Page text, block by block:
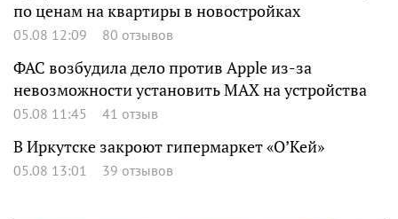
по ценам на квартиры в новостройках
05.08 12:09 80 отзывов
ФАС возбудила дело против Apple из-за
невозможности установить MAX на устройства
05.08 11:45 41 отзыв
В Иркутске закроют гипермаркет «О’Кей»
05.08 13:01 39 отзывов